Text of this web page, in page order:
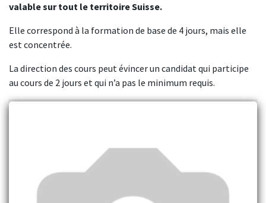
valable sur tout le territoire Suisse.
Elle correspond à la formation de base de 4 jours, mais elle
est concentrée.
La direction des cours peut évincer un candidat qui participe
au cours de 2 jours et qui n’a pas le minimum requis.